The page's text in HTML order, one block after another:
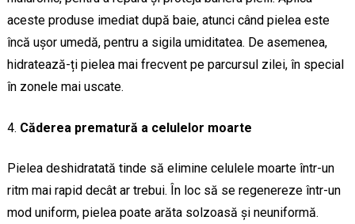
aceste produse imediat după baie, atunci când pielea este
încă ușor umedă, pentru a sigila umiditatea. De asemenea,
hidratează-ți pielea mai frecvent pe parcursul zilei, în special
în zonele mai uscate.
Căderea prematură a celulelor moarte
Pielea deshidratată tinde să elimine celulele moarte într-un
ritm mai rapid decât ar trebui. În loc să se regenereze într-un
mod uniform, pielea poate arăta solzoasă și neuniformă.